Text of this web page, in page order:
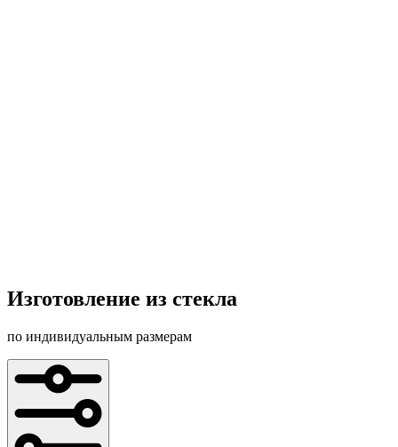
Изготовление из стекла
по индивидуальным размерам